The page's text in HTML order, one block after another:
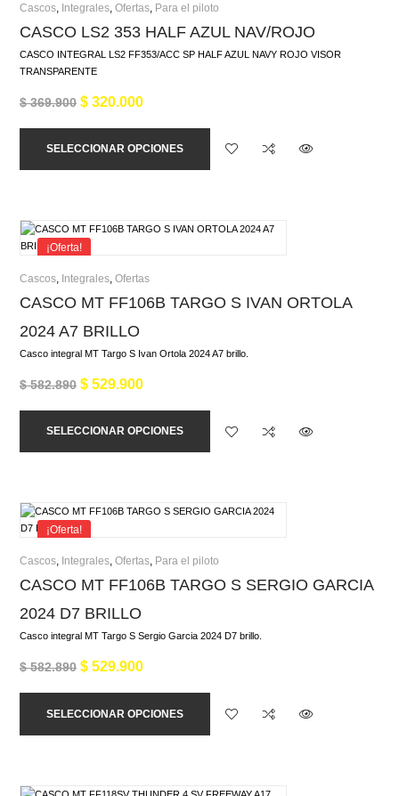
Cascos Integrales Ofertas Para el piloto
CASCO LS2 353 HALF AZUL NAV/ROJO
CASCO INTEGRAL LS2 FF353/ACC SP HALF AZUL NAVY ROJO VISOR
TRANSPARENTE
$369.900 $ 320.000
SELECCIONAR OPCIONES
¡Oferta!
Cascos, Integrales, Ofertas
CASCO MT FF106B TARGO S IVAN ORTOLA
2024 A7 BRILLO
Casco integral MT Targo S Ivan Ortola 2024 A7 brillo.
$582.890 $ 529.900
SELECCIONAR OPCIONES
¡Oferta!
Cascos, Integrales, Ofertas, Para el piloto
CASCO MT FF106B TARGO S SERGIO GARCIA
2024 D7 BRILLO
Casco integral MT Targo S Sergio Garcia 2024 D7 brillo.
$582.890 $ 529.900
SELECCIONAR OPCIONES